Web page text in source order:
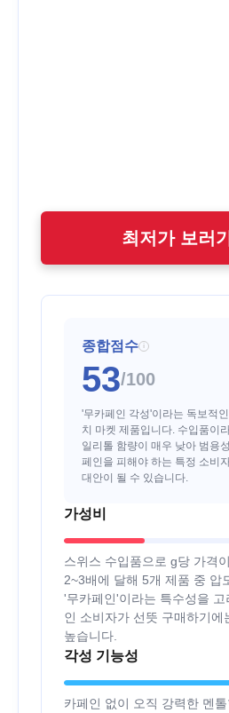
최저가 보러
종합점수 i
53/100
'무카페인 각성'이라는 독보적
치 마켓 제품입니다. 수입품이
일리톨 함량이 매우 낮아 범용
페인을 피해야 하는 특정 소비
대안이 될 수 있습니다.
가성비
스위스 수입품으로 g당 가격
2~3배에 달해 5개 제품 중 압
'무카페인'이라는 특수성을 고
인 소비자가 선뜻 구매하기에
높습니다.
각성 기능성
카페인 없이 오직 강력한 멘